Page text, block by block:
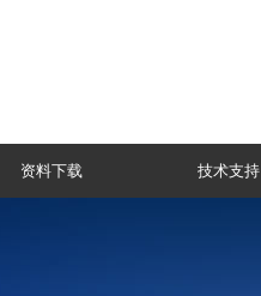
资料下载 技术支持